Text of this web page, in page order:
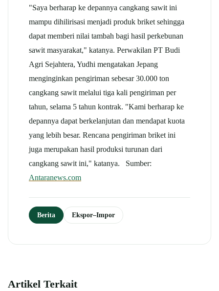
"Saya berharap ke depannya cangkang sawit ini
mampu dihilirisasi menjadi produk briket sehingga
dapat memberi nilai tambah bagi hasil perkebunan
sawit masyarakat," katanya. Perwakilan PT Budi
Agri Sejahtera, Yudhi mengatakan Jepang
menginginkan pengiriman sebesar 30.000 ton
cangkang sawit melalui tiga kali pengiriman per
tahun, selama 5 tahun kontrak. "Kami berharap ke
depannya dapat berkelanjutan dan mendapat kuota
yang lebih besar. Rencana pengiriman briket ini
juga merupakan hasil produksi turunan dari
cangkang sawit ini," katanya. Sumber:
Antaranews.com
Berita Ekspor–Impor
Artikel Terkait